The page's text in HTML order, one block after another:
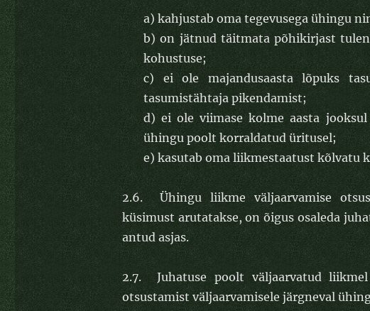
a) kahjustab oma tegevusega ühingu
b) on jätnud täitmata põhikirjast
kohustuse;
c) ei ole majandusaasta lõpuks
tasumistähtaja pikendamist;
d) ei ole viimase kolme aasta
ühingu poolt korraldatud üritusel;
e) kasutab oma liikmestaatust kõlvatu
2.6. Ühingu liikme väljaarvamise
küsimust arutatakse, on õigus osaleda
antud asjas.
2.7. Juhatuse poolt väljaarvatud
otsustamist väljaarvamisele järgneval